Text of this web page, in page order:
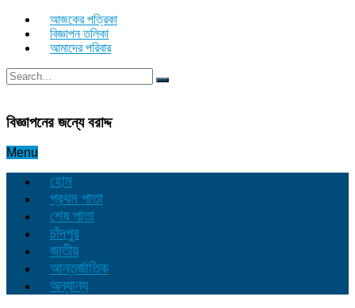
আজকের পত্রিকা
বিজ্ঞাপন তলিকা
আমাদের পরিবার
বিজ্ঞাপনের জন্যে বরাদ্দ
Menu
হোম
প্রথম পাতা
শেষ পাতা
চাঁদপুর
জাতীয়
আন্তর্জাতিক
অন্যান্য